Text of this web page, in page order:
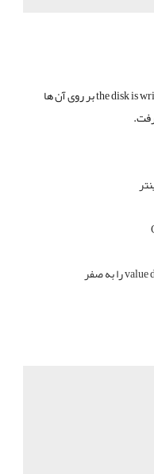
اکثر فلش مموری ها فاقد کلید ذکر شده می باشند، اما مشکل the disk is write protected بر روی آن ها
valueرا به صفر